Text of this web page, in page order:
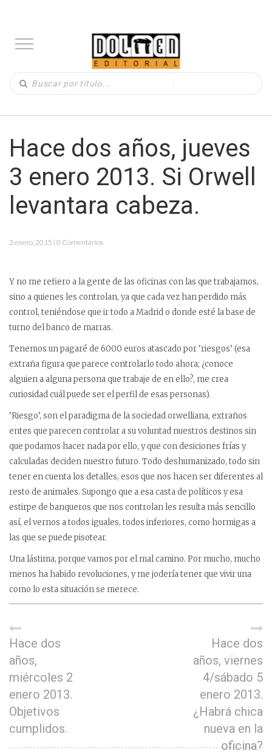
Hace dos años, jueves
3 enero 2013. Si Orwell
levantara cabeza.
3 enero, 2015 | 0 Comentarios
Y no me refiero a la gente de las oficinas con las que trabajamos,
sino a quienes les controlan, ya que cada vez han perdido más
control, teniéndose que ir todo a Madrid o donde esté la base de
turno del banco de marras.
Tenemos un pagaré de 6000 euros atascado por ‘riesgos’ (esa
extraña figura que parece controlarlo todo ahora; ¿conoce
alguien a alguna persona que trabaje de en ello?, me crea
curiosidad cuál puede ser el perfil de esas personas).
‘Riesgo’, son el paradigma de la sociedad orwelliana, extraños
entes que parecen controlar a su voluntad nuestros destinos sin
que podamos hacer nada por ello, y que con desiciones frías y
calculadas deciden nuestro futuro. Todo deshumanizado, todo sin
tener en cuenta los detalles, esos que nos hacen ser diferentes al
resto de animales. Supongo que a esa casta de políticos y esa
estirpe de banqueros que nos controlan les resulta más sencillo
así, el vernos a todos iguales, todos inferiores, como hormigas a
las que se puede pisotear.
Una lástima, porque vamos por el mal camino. Por mucho, mucho
menos ha habido revoluciones, y me jodería tener que vivir una
como lo esta situación se merece.
Hace dos
años,
miércoles 2
enero 2013.
Objetivos
cumplidos.
Hace dos
años, viernes
4/sábado 5
enero 2013.
¿Habrá chica
nueva en la
oficina?